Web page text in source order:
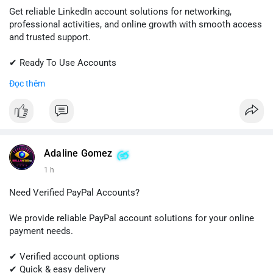
Get reliable LinkedIn account solutions for networking,
professional activities, and online growth with smooth access
and trusted support.
✔ Ready To Use Accounts
✔ Professional Customer Support
📱 WhatsApp: +1 (681) 549-2683
#linkedin #linkedinaccount #professionalnetwork
#digitalsolutions
Đọc thêm
Adaline Gomez
1 h
Need Verified PayPal Accounts?
We provide reliable PayPal account solutions for your online
payment needs.
✔ Verified account options
✔ Quick & easy delivery